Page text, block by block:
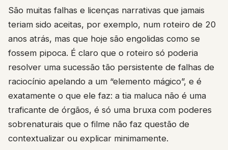
São muitas falhas e licenças narrativas que jamais
teriam sido aceitas, por exemplo, num roteiro de 20
anos atrás, mas que hoje são engolidas como se
fossem pipoca. É claro que o roteiro só poderia
resolver uma sucessão tão persistente de falhas de
raciocínio apelando a um “elemento mágico”, e é
exatamente o que ele faz: a tia maluca não é uma
traficante de órgãos, é só uma bruxa com poderes
sobrenaturais que o filme não faz questão de
contextualizar ou explicar minimamente.